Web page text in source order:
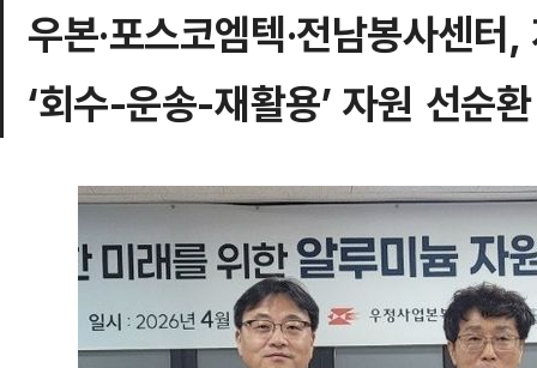
우본·포스코엠텍·전남봉사센터
‘회수-운송-재활용’ 자원 선순